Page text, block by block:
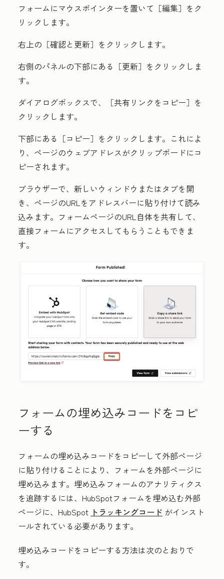
フォーム にマウスポインターを置いて ［編集］をク
リックします。
右上の［確認と更新］をクリックします。
右側のパネルの下部にある［更新］ をクリックしま
す。
ダイアログボックスで、［共有リンクをコピー］ を
クリックします。
下部にある［コピー］ をクリックします。これによ
り、ページのウェブアドレスがクリップボードにコ
ピーされます。
ブラウザーで、新しいウィンドウまたはタブを開
き、ページのURLをアドレスバーに貼り付けて読み
込みます。フォームページのURL自体を共有して、
直接フォームにアクセスしてもらうこともできま
す。
フォームの埋め込みコードをコピ
ーする
フォームの埋め込みコードをコピーして外部ページ
に貼り付けることにより、フォームを外部ページに
埋め込みます。埋め込みフォームのアナリティクス
を追跡するには、HubSpotフォームを埋め込む外部
ページに、HubSpot トラッキングコード がインスト
ールされている必要があります。
埋め込みコードをコピーする方法は次のとおりで
す。